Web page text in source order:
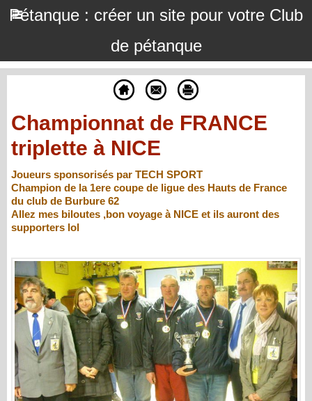
Pétanque : créer un site pour votre Club
de pétanque
Championnat de FRANCE
triplette à NICE
Joueurs sponsorisés par TECH SPORT
Champion de la 1ere coupe de ligue des Hauts de France
du club de Burbure 62
Allez mes biloutes ,bon voyage à NICE et ils auront des
supporters lol